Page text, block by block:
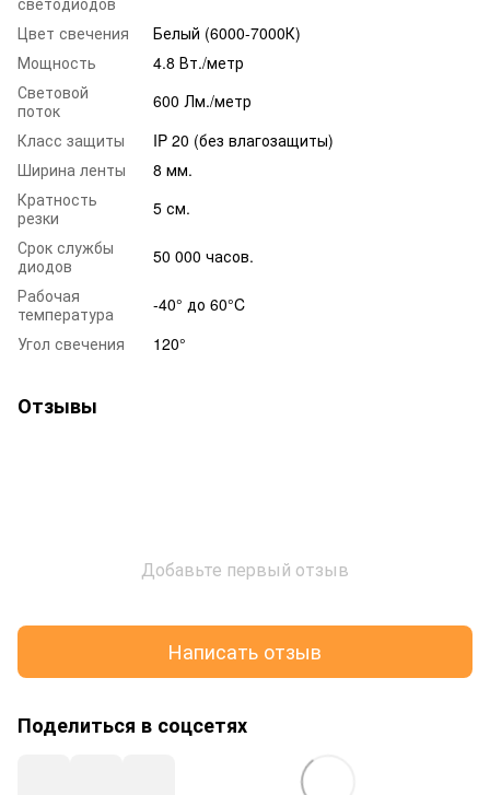
Цвет свечения
Белый (6000-7000К)
Мощность
4.8 Вт./метр
Световой
поток
600 Лм./метр
Класс защиты
IP 20 (без влагозащиты)
Ширина ленты
8 мм.
Кратность
резки
5 см.
Срок службы
диодов
50 000 часов.
Рабочая
температура
-40° до 60°C
Угол свечения
120°
Отзывы
Добавьте первый отзыв
Написать отзыв
Поделиться в соцсетях